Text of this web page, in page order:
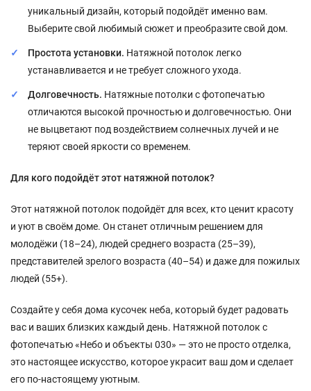
уникальный дизайн, который подойдёт именно вам.
Выберите свой любимый сюжет и преобразите свой дом.
Простота установки. Натяжной потолок легко
устанавливается и не требует сложного ухода.
Долговечность. Натяжные потолки с фотопечатью
отличаются высокой прочностью и долговечностью. Они
не выцветают под воздействием солнечных лучей и не
теряют своей яркости со временем.
Для кого подойдёт этот натяжной потолок?
Этот натяжной потолок подойдёт для всех, кто ценит красоту
и уют в своём доме. Он станет отличным решением для
молодёжи (18–24), людей среднего возраста (25–39),
представителей зрелого возраста (40–54) и даже для пожилых
людей (55+).
Создайте у себя дома кусочек неба, который будет радовать
вас и ваших близких каждый день. Натяжной потолок с
фотопечатью «Небо и объекты 030» — это не просто отделка,
это настоящее искусство, которое украсит ваш дом и сделает
его по-настоящему уютным.